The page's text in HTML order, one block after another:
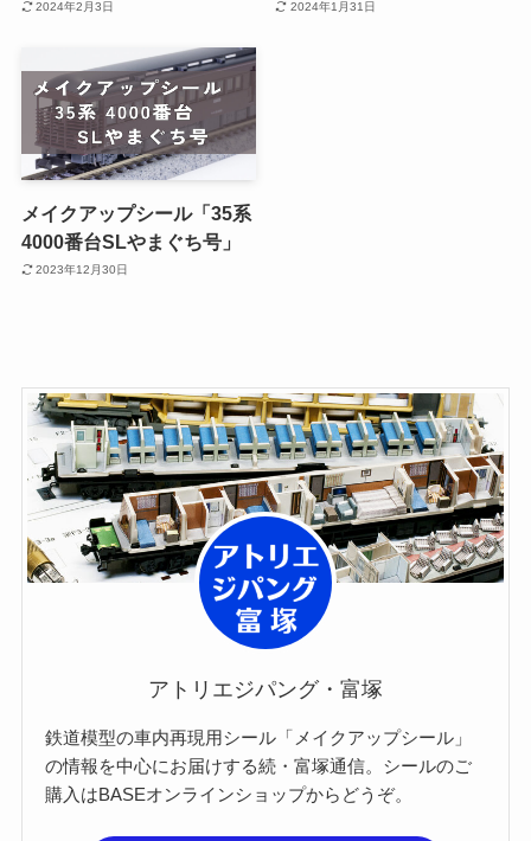
2024年2月3日 2024年1月31日
メイクアップシール「35系
4000番台SLやまぐち号」
2023年12月30日
アトリエジパング・富塚
鉄道模型の車内再現用シール「メイクアップシール」
の情報を中心にお届けする続・富塚通信。シールのご
購入はBASEオンラインショップからどうぞ。